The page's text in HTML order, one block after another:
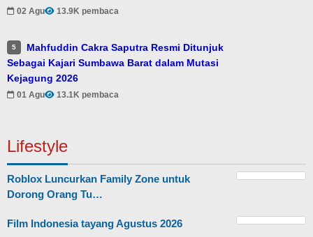
02 Agu 13.9K pembaca
5
Mahfuddin Cakra Saputra Resmi Ditunjuk
Sebagai Kajari Sumbawa Barat dalam Mutasi
Kejagung 2026
01 Agu 13.1K pembaca
Lifestyle
Roblox Luncurkan Family Zone untuk
Dorong Orang Tu…
Film Indonesia tayang Agustus 2026